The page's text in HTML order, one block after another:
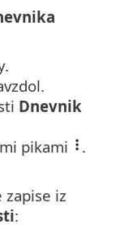
Dnevnik
pikami
.
iz
: